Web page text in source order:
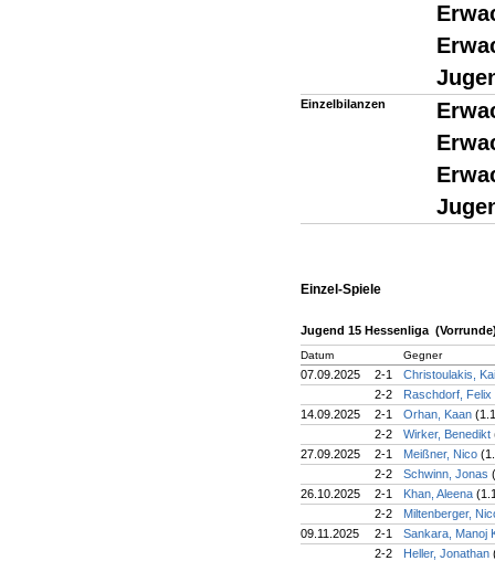
Einzelbilanzen
Einzel-Spiele
Jugend 15 Hessenliga
Datum Gegner
07.09.2025 2-1
Christoulakis,
2-2
Raschdorf, Felix
14.09.2025
2-1 Orhan, Kaan
2-2
Wirker, Benedikt
27.09.2025
2-1 Meißner, Nico
2-2
Schwinn, Jonas
26.10.2025
2-1 Khan, Aleena
2-2
Miltenberger,
09.11.2025
2-1
Sankara, Manoj
2-2
Heller, Jonathan